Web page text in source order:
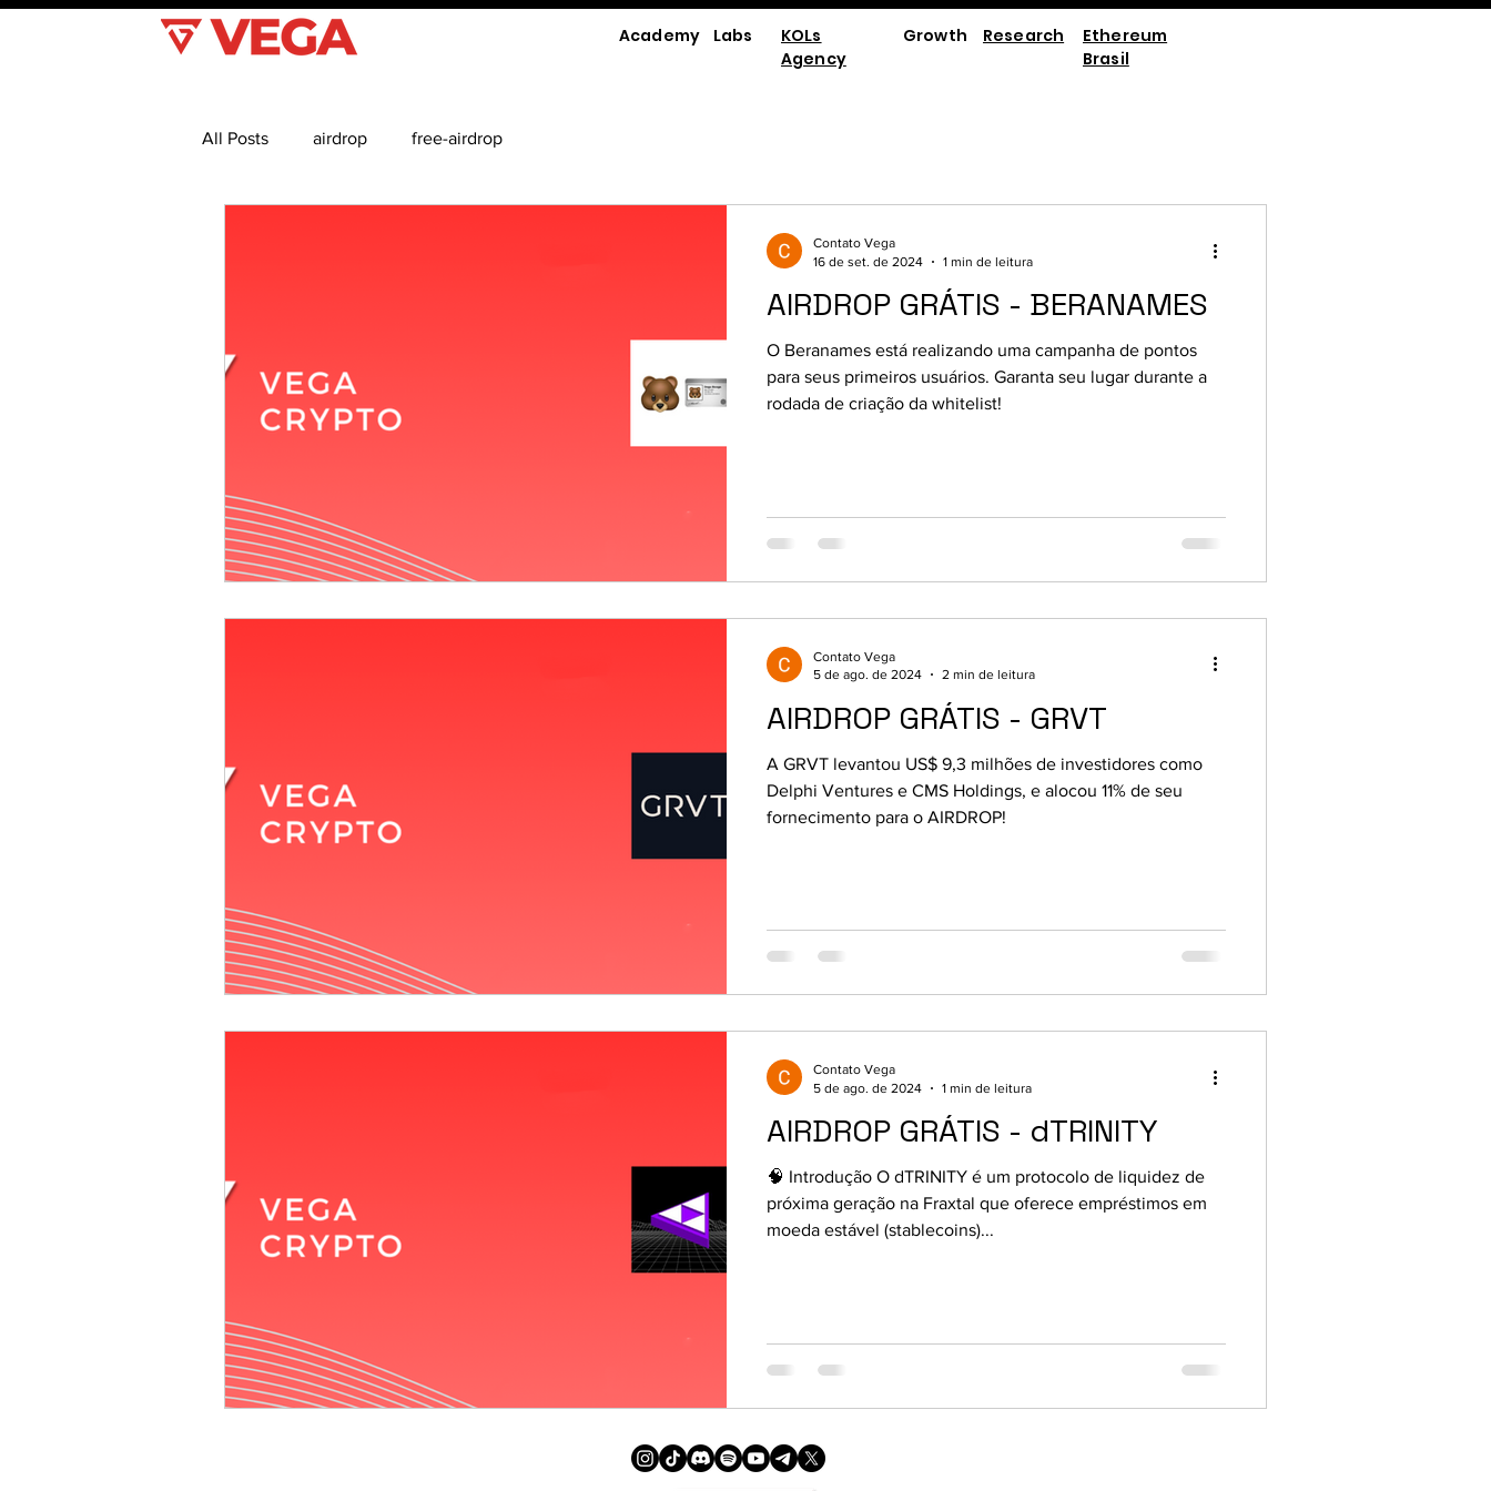
Academy Labs
KOLs
Agency
Growth Research
Ethereum
Brasil
All Posts airdrop free-airdrop
AIRDROP GRÁTIS - BERANAMES
O Beranames está realizando uma campanha de pontos
para seus primeiros usuários. Garanta seu lugar durante a
rodada de criação da whitelist!
Contato Vega
16 de set. de 2024
1 min de leitura
AIRDROP GRÁTIS - GRVT
A GRVT levantou US$ 9,3 milhões de investidores como
Delphi Ventures e CMS Holdings, e alocou 11% de seu
fornecimento para o AIRDROP!
Contato Vega
5 de ago. de 2024
2 min de leitura
AIRDROP GRÁTIS - dTRINITY
🧠 Introdução O dTRINITY é um protocolo de liquidez de
próxima geração na Fraxtal que oferece empréstimos em
moeda estável (stablecoins)...
Contato Vega
5 de ago. de 2024
1 min de leitura